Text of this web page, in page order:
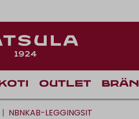
Koti Outlet
| NBNKAB-LEGGINGSIT